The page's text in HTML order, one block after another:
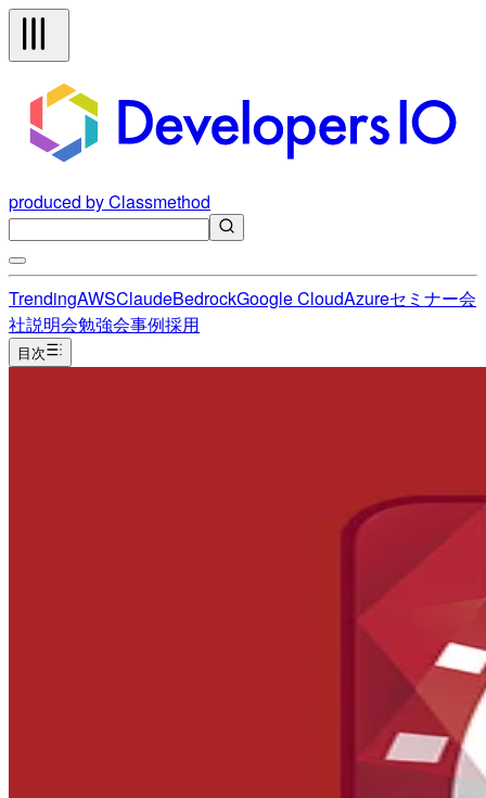
produced by Classmethod
TrendingAWSClaudeBedrockGoogle CloudAzureセミナー会
社説明会勉強会事例採用
目次